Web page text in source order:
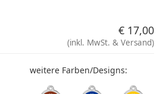
€ 17,00
(inkl. MwSt. & Versand)
weitere Farben/Designs: